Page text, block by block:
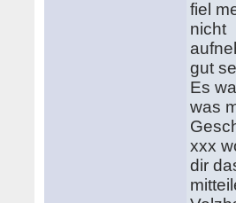
fiel
nicht
gut
Es
was
xxx
dir